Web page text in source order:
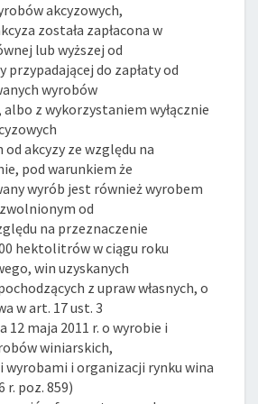
akcyzowych,
została zapłacona w
lub wyższej od
przypadającej do zapłaty od
wyrobów
albo z wykorzystaniem wyłącznie
akcyzy ze względu na
pod warunkiem że
wyrób jest również wyrobem
od
na przeznaczenie
hektolitrów w ciągu roku
win uzyskanych
z upraw własnych, o
w art. 17 ust. 3
12 maja 2011 r. o wyrobie i
winiarskich,
i organizacji rynku wina
r. poz. 859)